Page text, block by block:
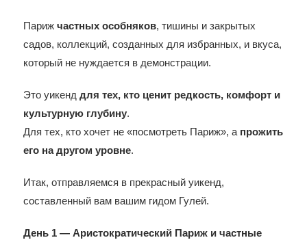
Парижчастных особняков, тишины и закрытых
садов, коллекций, созданных для избранных, и вкуса,
который не нуждается в демонстрации.
Это уикенддля тех, кто ценит редкость, комфорт и
культурную глубину.
Для тех, кто хочет не «посмотреть Париж», а прожить
его на другом уровне.
Итак, отправляемся в прекрасный уикенд,
составленный вам вашим гидом Гулей.
День 1 — Аристократический Париж и частные